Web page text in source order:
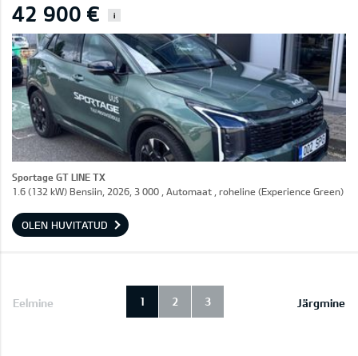
42 900 € i
Sportage GT LINE TX
1.6 (132 kW) Bensiin, 2026, 3 000 , Automaat , roheline (Experience Green)
OLEN HUVITATUD
Eelmine Järgmine
1 2 3